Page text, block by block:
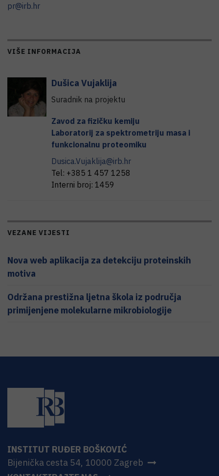
pr@irb.hr
VIŠE INFORMACIJA
Dušica Vujaklija
Suradnik na projektu
Zavod za fizičku kemiju
Laboratorij za spektrometriju masa i
funkcionalnu proteomiku
Dusica.Vujaklija@irb.hr
Tel: +385 1 457 1258
Interni broj: 1459
VEZANE VIJESTI
Nova web aplikacija za detekciju proteinskih
motiva
Održana prestižna ljetna škola iz područja
primijenjene molekularne mikrobiologije
INSTITUT RUĐER BOŠKOVIĆ
Bijenička cesta 54, 10000 Zagreb